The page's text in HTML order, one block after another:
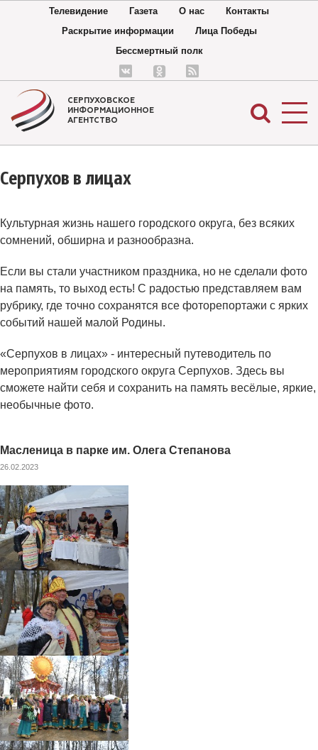
Телевидение Газета О нас
Контакты
Раскрытие информации
Лица Победы
Бессмертный полк
СЕРПУХОВСКОЕ
ИНФОРМАЦИОННОЕ
АГЕНТСТВО
Серпухов в лицах
Культурная жизнь нашего городского округа, без всяких
сомнений, обширна и разнообразна.
Если вы стали участником праздника, но не сделали фото
на память, то выход есть! С радостью представляем вам
рубрику, где точно сохранятся все фоторепортажи с ярких
событий нашей малой Родины.
«Серпухов в лицах» - интересный путеводитель по
мероприятиям городского округа Серпухов. Здесь вы
сможете найти себя и сохранить на память весёлые, яркие,
необычные фото.
Масленица в парке им. Олега Степанова
26.02.2023